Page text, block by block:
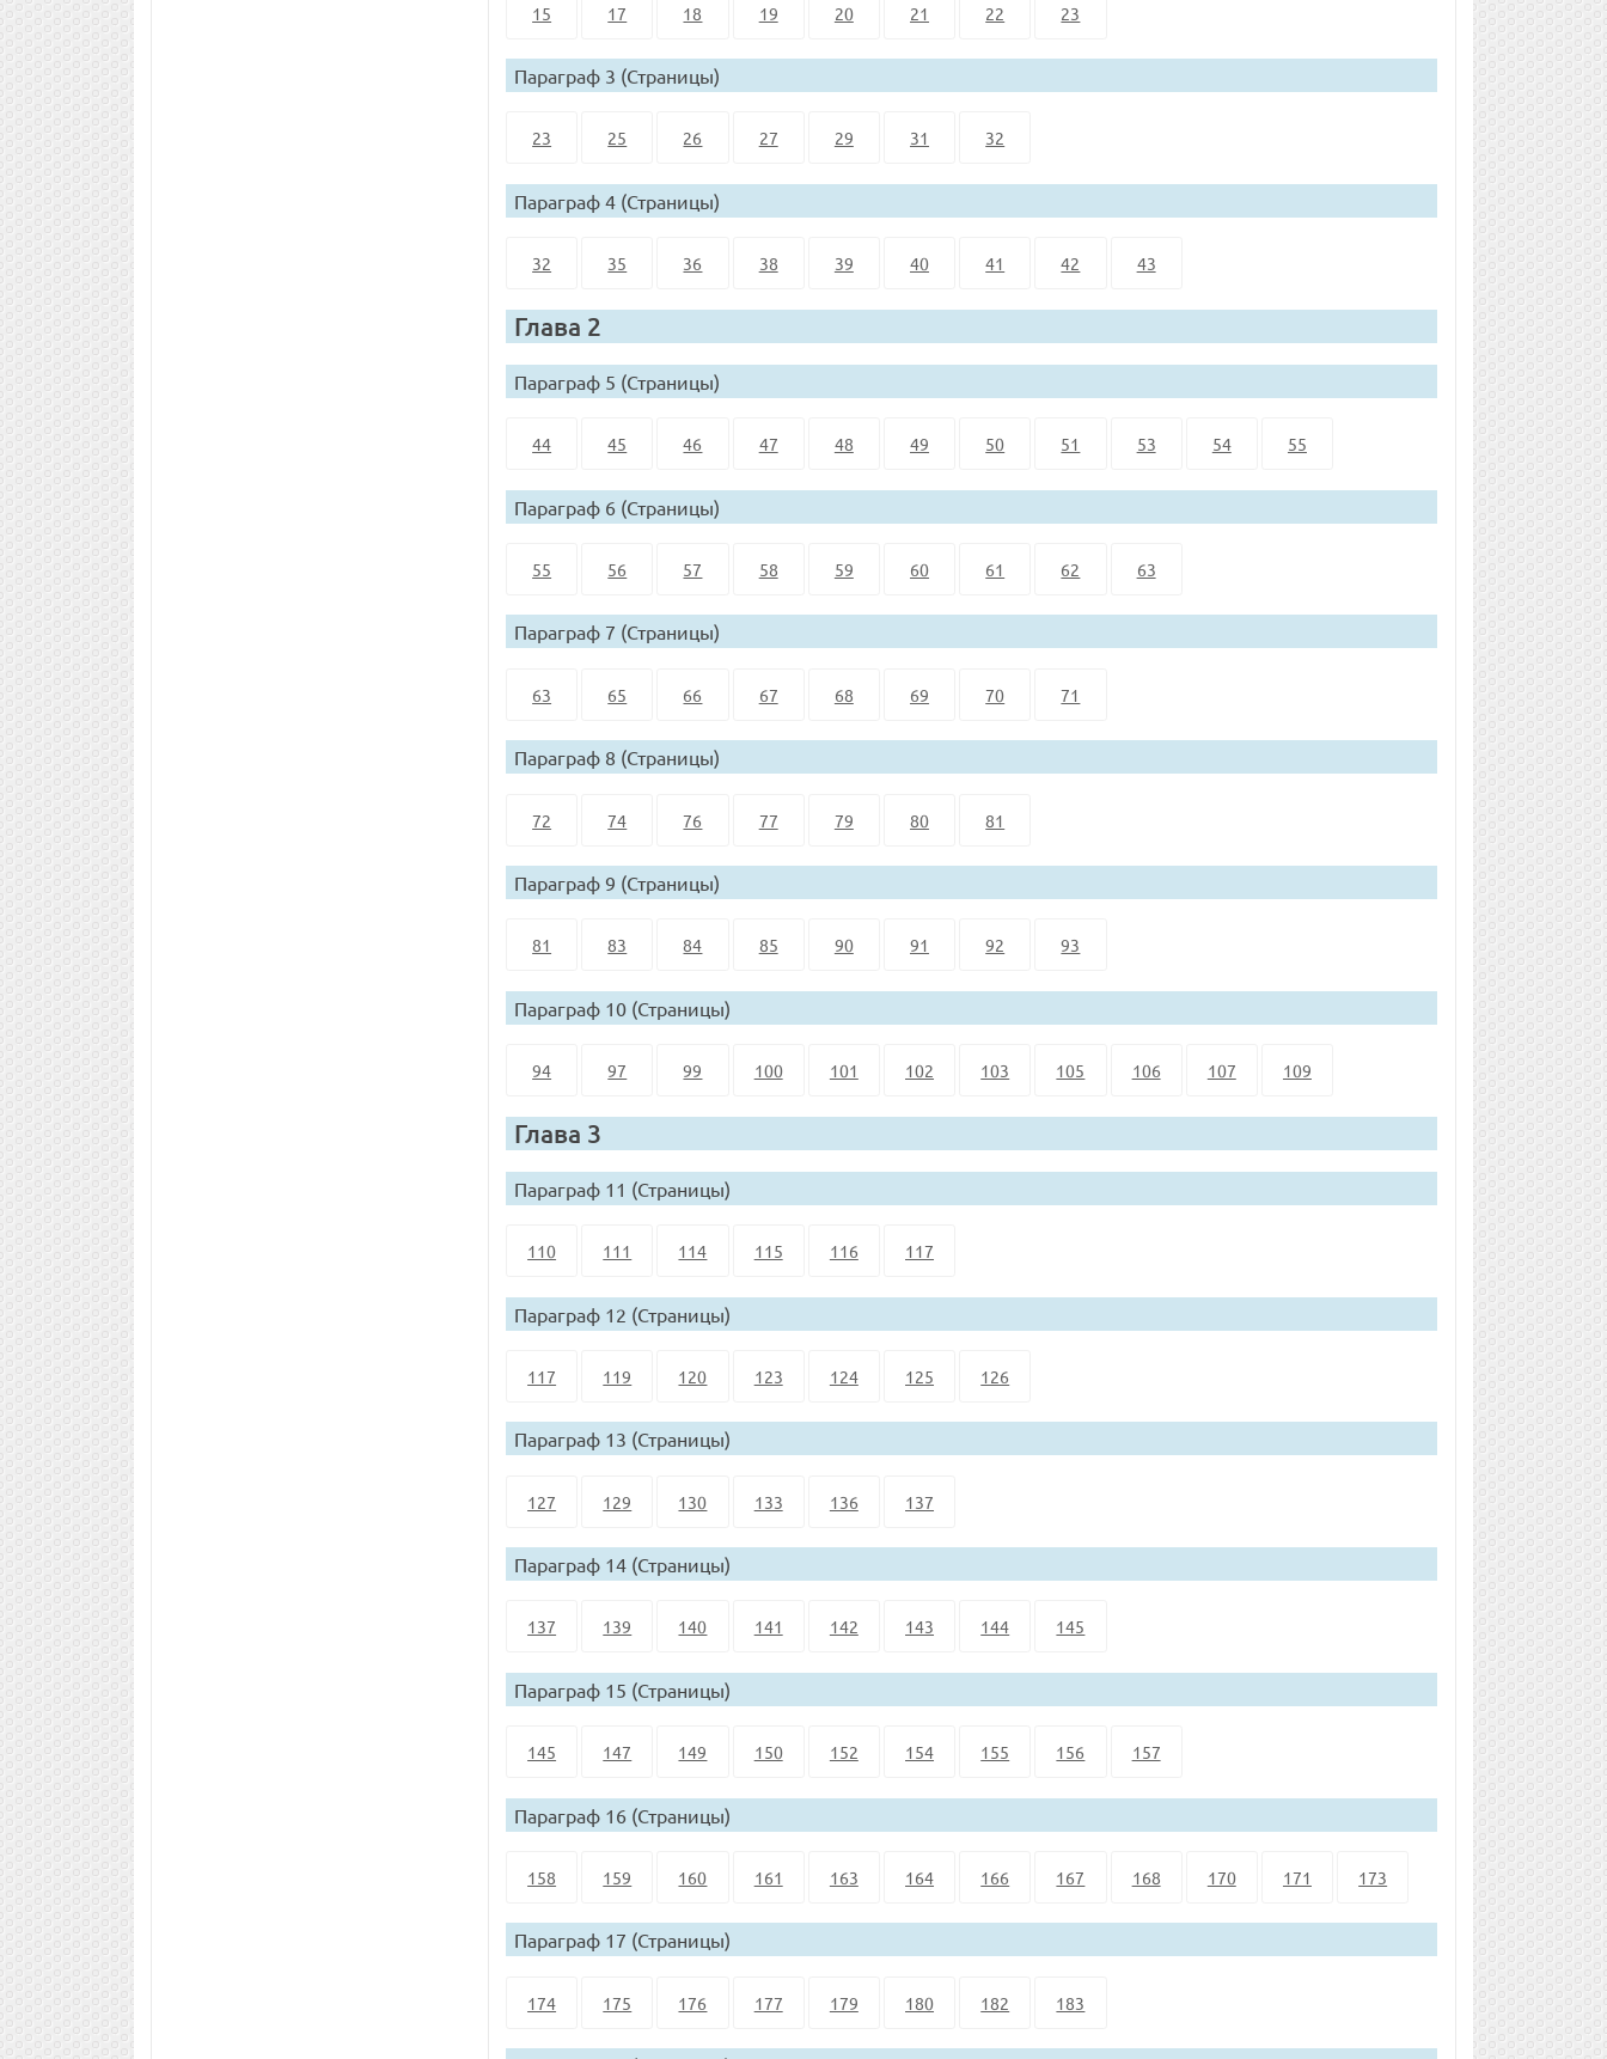
15 17 18 19 20 21 22 23
Параграф 3 (Страницы)
23 25 26 27 29 31 32
Параграф 4 (Страницы)
32 35 36 38 39 40 41 42 43
Глава 2
Параграф 5 (Страницы)
44 45 46 47 48 49 50 51 53 54 55
Параграф 6 (Страницы)
55 56 57 58 59 60 61 62 63
Параграф 7 (Страницы)
63 65 66 67 68 69 70 71
Параграф 8 (Страницы)
72 74 76 77 79 80 81
Параграф 9 (Страницы)
81 83 84 85 90 91 92 93
Параграф 10 (Страницы)
94 97 99 100 101 102 103 105 106 107 109
Глава 3
Параграф 11 (Страницы)
110 111 114 115 116 117
Параграф 12 (Страницы)
117 119 120 123 124 125 126
Параграф 13 (Страницы)
127 129 130 133 136 137
Параграф 14 (Страницы)
137 139 140 141 142 143 144 145
Параграф 15 (Страницы)
145 147 149 150 152 154 155 156 157
Параграф 16 (Страницы)
158 159 160 161 163 164 166 167 168 170 171 173
Параграф 17 (Страницы)
174 175 176 177 179 180 182 183